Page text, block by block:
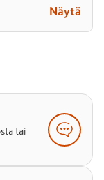
Näytä
tai